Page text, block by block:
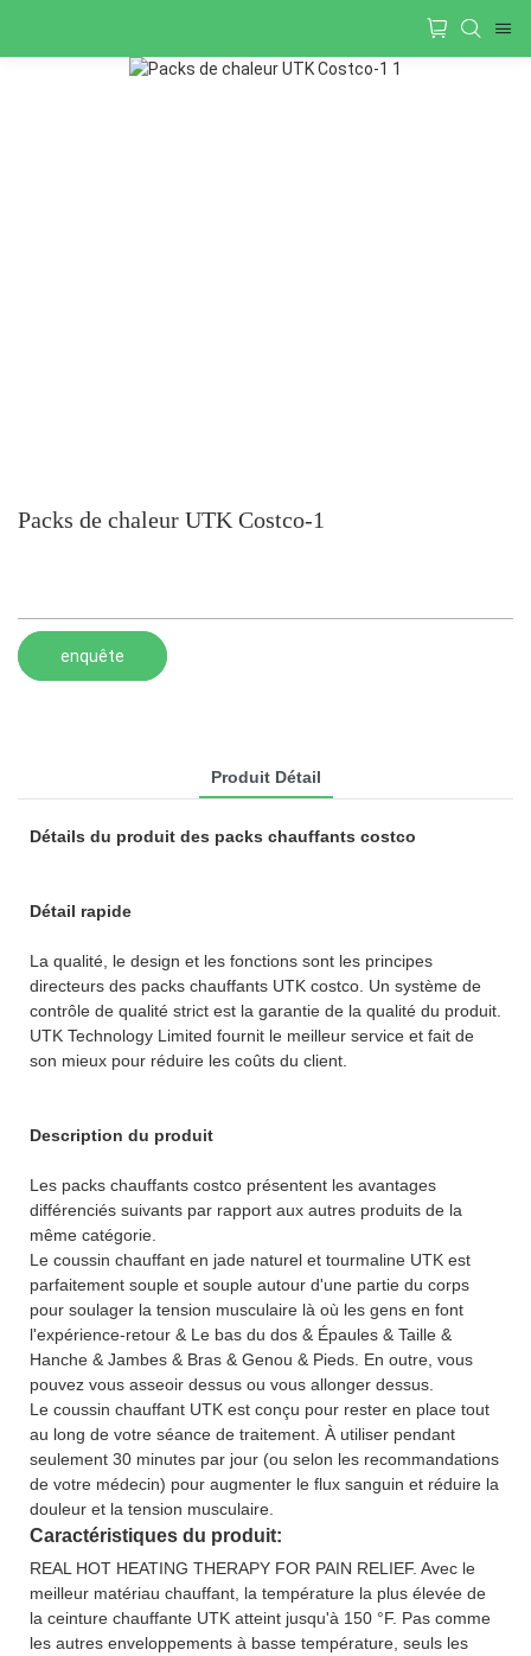
Packs de chaleur UTK Costco-1
enquête
Produit Détail
Détails du produit des packs chauffants costco
Détail rapide
La qualité, le design et les fonctions sont les principes
directeurs des packs chauffants UTK costco. Un système de
contrôle de qualité strict est la garantie de la qualité du produit.
UTK Technology Limited fournit le meilleur service et fait de
son mieux pour réduire les coûts du client.
Description du produit
Les packs chauffants costco présentent les avantages
différenciés suivants par rapport aux autres produits de la
même catégorie.
Le coussin chauffant en jade naturel et tourmaline UTK est
parfaitement souple et souple autour d'une partie du corps
pour soulager la tension musculaire là où les gens en font
l'expérience-retour & Le bas du dos & Épaules & Taille &
Hanche & Jambes & Bras & Genou & Pieds. En outre, vous
pouvez vous asseoir dessus ou vous allonger dessus.
Le coussin chauffant UTK est conçu pour rester en place tout
au long de votre séance de traitement. À utiliser pendant
seulement 30 minutes par jour (ou selon les recommandations
de votre médecin) pour augmenter le flux sanguin et réduire la
douleur et la tension musculaire.
Caractéristiques du produit:
REAL HOT HEATING THERAPY FOR PAIN RELIEF. Avec le
meilleur matériau chauffant, la température la plus élevée de
la ceinture chauffante UTK atteint jusqu'à 150 °F. Pas comme
les autres enveloppements à basse température, seuls les